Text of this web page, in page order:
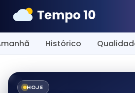
Histórico
HOJE